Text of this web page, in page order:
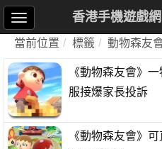
香港手機遊戲
當前位置 標籤 動物森友
《動物森友會》
服接爆家長投訴
《動物森友會》